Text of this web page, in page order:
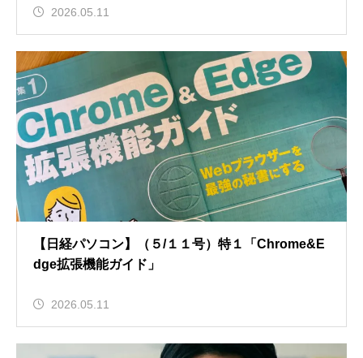
2026.05.11
【日経パソコン】（５/１１号）特１「Chrome&E
dge拡張機能ガイド」
2026.05.11